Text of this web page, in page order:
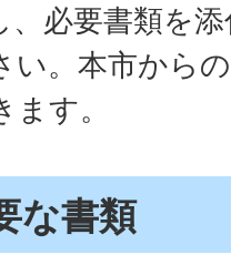
、必要書類を
い。本市から
す。
な書類